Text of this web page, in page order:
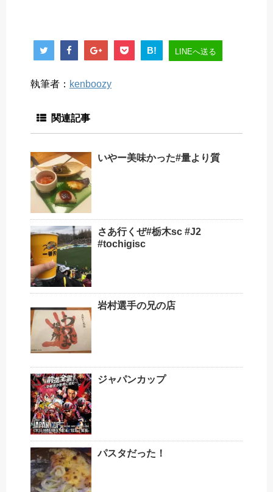
B! LINEへ送る
執筆者： kenboozy
関連記事
いやー美味かった#量より質
さあ️行くぜ️#栃木sc #J2
#tochigisc
岩村選手の兄の店
ジャパンカップ
パスタだった！